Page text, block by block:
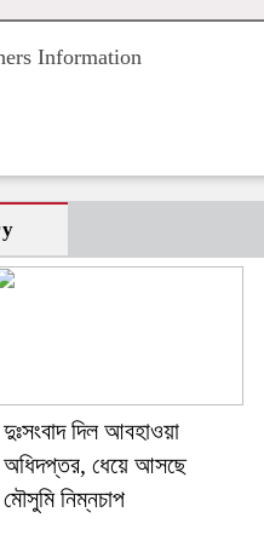
Information
দুঃসংবাদ দিল আবহাওয়া
অধিদপ্তর, ধেয়ে আসছে
মৌসুমি নিম্নচাপ